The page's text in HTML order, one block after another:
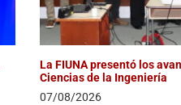
La FIUNA presentó los
Ciencias de la Ingeniería
07/08/2026